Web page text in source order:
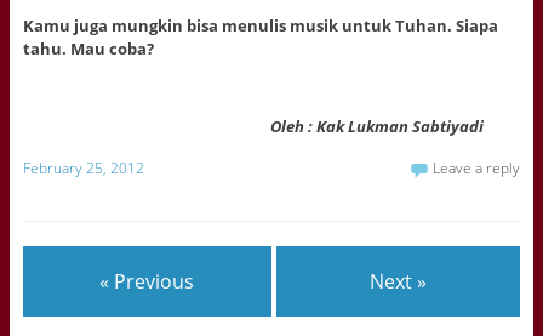
Kamu juga mungkin bisa menulis musik untuk Tuhan. Siapa
tahu. Mau coba?
Oleh : Kak Lukman Sabtiyadi
February 25, 2012 Leave a reply
« Previous Next »